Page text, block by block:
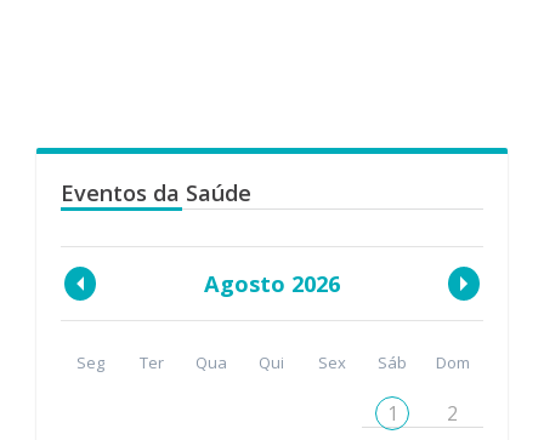
Eventos da Saúde
Agosto 2026
Seg Ter Qua Qui Sex Sáb Dom
1 2